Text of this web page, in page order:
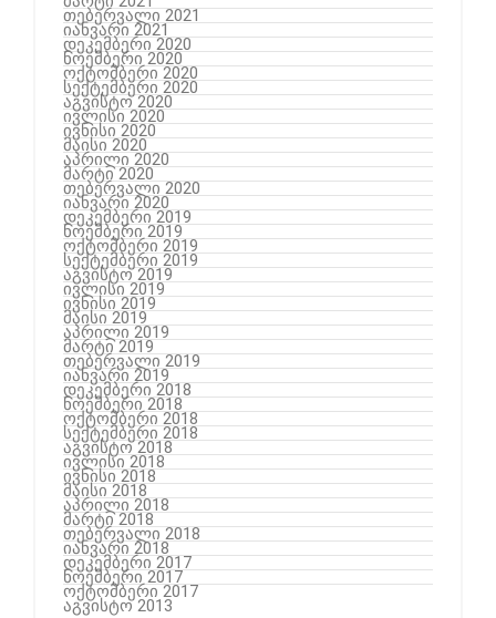
თებერვალი 2021
იანვარი 2021
დეკემბერი 2020
ნოემბერი 2020
ოქტომბერი 2020
სექტემბერი 2020
აგვისტო 2020
ივლისი 2020
ივნისი 2020
მაისი 2020
აპრილი 2020
მარტი 2020
თებერვალი 2020
იანვარი 2020
დეკემბერი 2019
ნოემბერი 2019
ოქტომბერი 2019
სექტემბერი 2019
აგვისტო 2019
ივლისი 2019
ივნისი 2019
მაისი 2019
აპრილი 2019
მარტი 2019
თებერვალი 2019
იანვარი 2019
დეკემბერი 2018
ნოემბერი 2018
ოქტომბერი 2018
სექტემბერი 2018
აგვისტო 2018
ივლისი 2018
ივნისი 2018
მაისი 2018
აპრილი 2018
მარტი 2018
თებერვალი 2018
იანვარი 2018
დეკემბერი 2017
ნოემბერი 2017
ოქტომბერი 2017
აგვისტო 2013